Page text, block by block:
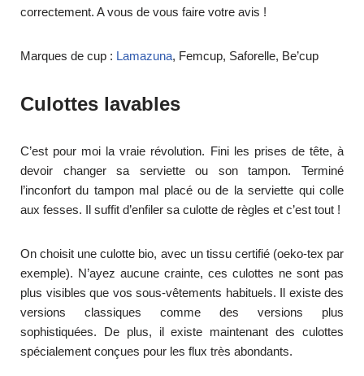
correctement. A vous de vous faire votre avis !
Marques de cup : Lamazuna, Femcup, Saforelle, Be’cup
Culottes lavables
C’est pour moi la vraie révolution. Fini les prises de tête, à
devoir changer sa serviette ou son tampon. Terminé
l’inconfort du tampon mal placé ou de la serviette qui colle
aux fesses. Il suffit d’enfiler sa culotte de règles et c’est tout !
On choisit une culotte bio, avec un tissu certifié (oeko-tex par
exemple). N’ayez aucune crainte, ces culottes ne sont pas
plus visibles que vos sous-vêtements habituels. Il existe des
versions classiques comme des versions plus
sophistiquées. De plus, il existe maintenant des culottes
spécialement conçues pour les flux très abondants.